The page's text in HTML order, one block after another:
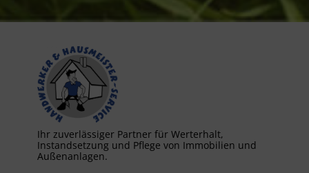
Ihr zuverlässiger Partner für Werterhalt,
Instandsetzung und Pflege von Immobilien und
Außenanlagen.